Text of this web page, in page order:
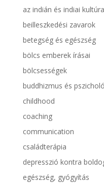
az indián és indiai kultúra
beilleszkedési zavarok
betegség és egészség
bölcs emberek írásai
bölcsességek
buddhizmus és
childhood
coaching
communication
családterápia
depresszió kontra
egészség, gyógyítás